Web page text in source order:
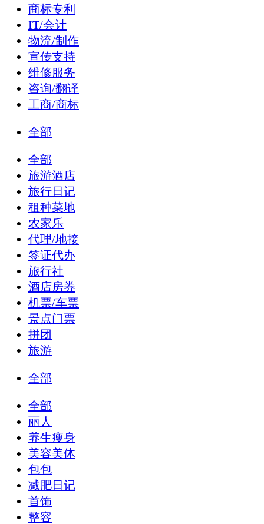
商标专利
IT/会计
物流/制作
宣传支持
维修服务
咨询/翻译
工商/商标
全部
全部
旅游酒店
旅行日记
租种菜地
农家乐
代理/地接
签证代办
旅行社
酒店房券
机票/车票
景点门票
拼团
旅游
全部
全部
丽人
养生瘦身
美容美体
包包
减肥日记
首饰
整容